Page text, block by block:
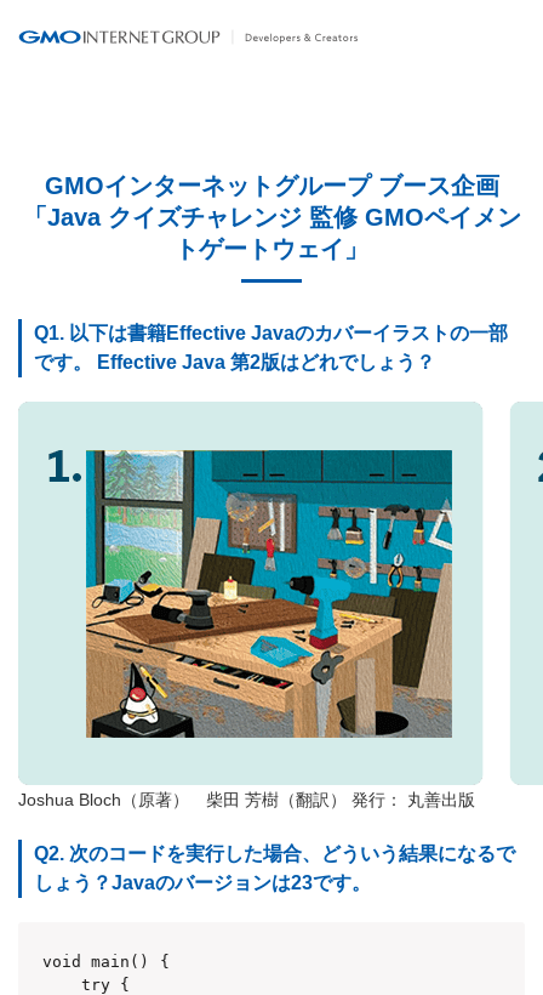
GMOインターネットグループ ブース企画
「Java クイズチャレンジ 監修 GMOペイメン
トゲートウェイ」
Q1. 以下は書籍Effective Javaのカバーイラストの一部
です。 Effective Java 第2版はどれでしょう？
Joshua Bloch（原著） 柴田 芳樹（翻訳） 発行： 丸善出版
Q2. 次のコードを実行した場合、どういう結果になるで
しょう？Javaのバージョンは23です。
void main() {
    try {